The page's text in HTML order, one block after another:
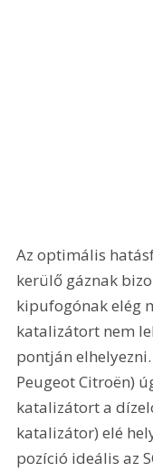
Az optimális
kerülő gáznak
kipufogónak elég
katalizátort nem
pontján
Peugeot Citroën)
katalizátort a
katalizátor) elé
pozíció ideális az